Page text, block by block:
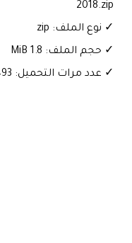
2018.zip
✓ نوع الملف: zip
✓ حجم الملف: 1.8 MiB
✓ عدد مرات التحميل: 2493